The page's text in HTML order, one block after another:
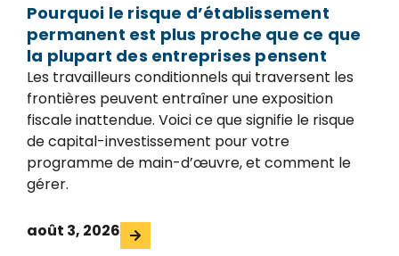
Pourquoi le risque d’établissement
permanent est plus proche que ce que
la plupart des entreprises pensent
Les travailleurs conditionnels qui traversent les
frontières peuvent entraîner une exposition
fiscale inattendue. Voici ce que signifie le risque
de capital-investissement pour votre
programme de main-d’œuvre, et comment le
gérer.
août 3, 2026